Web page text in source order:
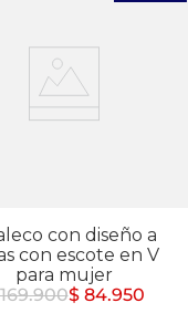
con diseño a
con escote en V
para mujer
$ 84.950